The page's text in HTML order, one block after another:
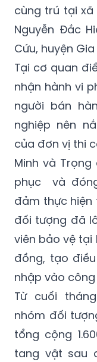
cùng trú tại xã
Nguyễn Đắc
Cứu, huyện
Tại cơ quan
nhận hành vi
người bán
nghiệp nên
của đơn vị thi
Minh và
phục và
đảm thực
đối tượng đã
viên bảo vệ tại
đồng, tạo
nhập vào
Từ cuối
nhóm đối
tổng cộng
tang vật sau